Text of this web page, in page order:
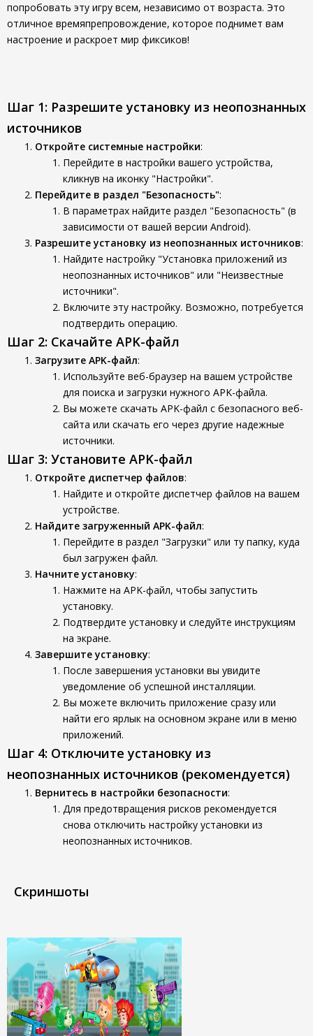
попробовать эту игру всем, независимо от возраста. Это
отличное времяпрепровождение, которое поднимет вам
настроение и раскроет мир фиксиков!
Шаг 1: Разрешите установку из неопознанных
источников
Откройте системные настройки:
Перейдите в настройки вашего устройства,
кликнув на иконку "Настройки".
Перейдите в раздел "Безопасность":
В параметрах найдите раздел "Безопасность" (в
зависимости от вашей версии Android).
Разрешите установку из неопознанных источников:
Найдите настройку "Установка приложений из
неопознанных источников" или "Неизвестные
источники".
Включите эту настройку. Возможно, потребуется
подтвердить операцию.
Шаг 2: Скачайте APK-файл
Загрузите APK-файл:
Используйте веб-браузер на вашем устройстве
для поиска и загрузки нужного APK-файла.
Вы можете скачать APK-файл с безопасного веб-
сайта или скачать его через другие надежные
источники.
Шаг 3: Установите APK-файл
Откройте диспетчер файлов:
Найдите и откройте диспетчер файлов на вашем
устройстве.
Найдите загруженный APK-файл:
Перейдите в раздел "Загрузки" или ту папку, куда
был загружен файл.
Начните установку:
Нажмите на APK-файл, чтобы запустить
установку.
Подтвердите установку и следуйте инструкциям
на экране.
Завершите установку:
После завершения установки вы увидите
уведомление об успешной инсталляции.
Вы можете включить приложение сразу или
найти его ярлык на основном экране или в меню
приложений.
Шаг 4: Отключите установку из
неопознанных источников (рекомендуется)
Вернитесь в настройки безопасности:
Для предотвращения рисков рекомендуется
снова отключить настройку установки из
неопознанных источников.
Скриншоты